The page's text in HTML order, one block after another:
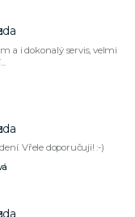
a i dokonalý servis, velmi
Vřele doporučuji! :-)